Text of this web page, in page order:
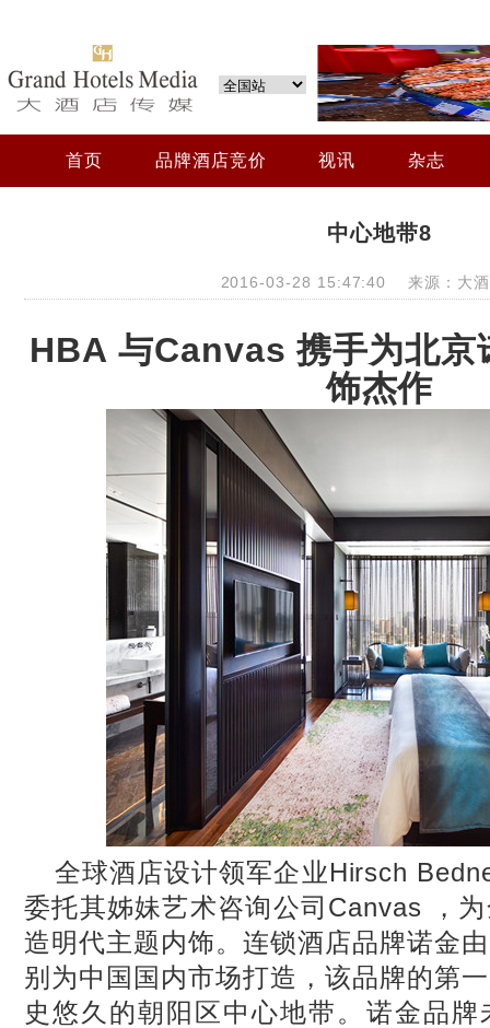
首页 品牌酒店竞价 视讯 杂志
中心地带8
2016-03-28 15:47:40 来源：大酒
HBA与Canvas携手为北京
饰杰作
全球酒店设计领军企业Hirsch
委托其姊妹艺术咨询公司Canvas ，
造明代主题内饰。连锁酒店品牌诺金
别为中国国内市场打造，该品牌的第
史悠久的朝阳区中心地带。诺金品